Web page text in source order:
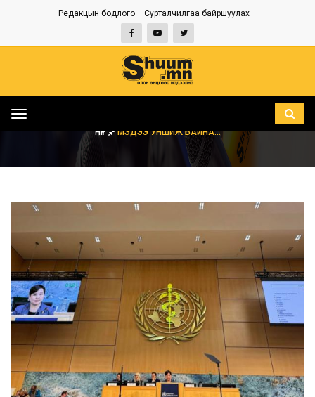
Редакцын бодлого Сурталчилгаа байршуулах
Toggle
НҮҮР МЭДЭЭ УНШИЖ БАЙНА...